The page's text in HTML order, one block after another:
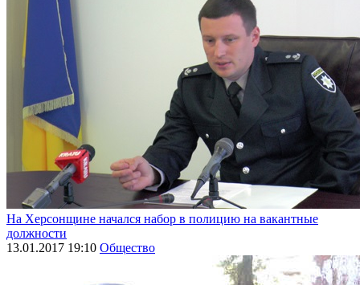
На Херсонщине начался набор в полицию на вакантные
должности
13.01.2017 19:10 Общество